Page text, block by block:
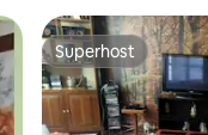
Superhost
Superhost